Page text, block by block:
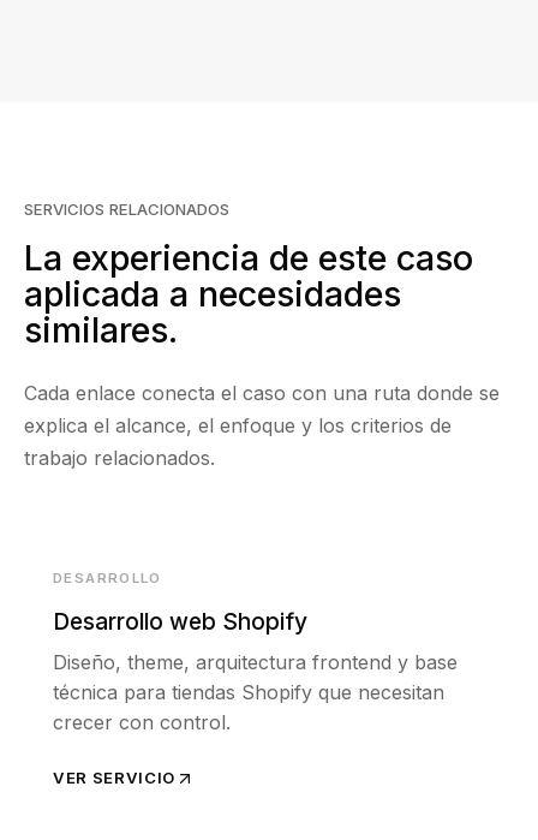
SERVICIOS RELACIONADOS
La experiencia de este caso
aplicada a necesidades
similares.
Cada enlace conecta el caso con una ruta donde se
explica el alcance, el enfoque y los criterios de
trabajo relacionados.
DESARROLLO
Desarrollo web Shopify
Diseño, theme, arquitectura frontend y base
técnica para tiendas Shopify que necesitan
crecer con control.
VER SERVICIO